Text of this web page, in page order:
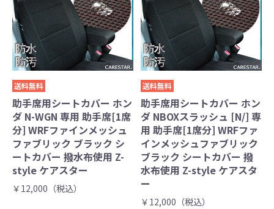
送料無料
助手席用シートカバー ホン
ダ N-WGN 専用 助手席[1席
分] WRFファインメッシュ
ファブリック ブラック シ
ートカバー 撥水布使用 Z-
style ケアスター
￥12,000（税込）
送料無料
助手席用シートカバー ホン
ダ NBOXスラッシュ [N/] 専
用 助手席[1席分] WRFファ
インメッシュファブリック
ブラック シートカバー 撥
水布使用 Z-style ケアスタ
ー
￥12,000（税込）